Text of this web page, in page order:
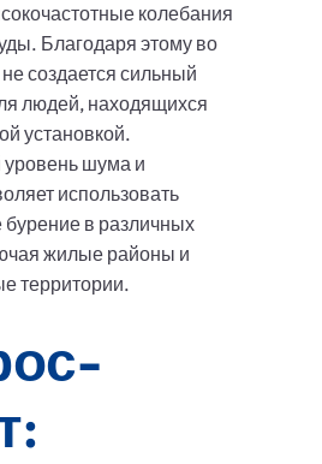
колебания
Благодаря этому во
создается сильный
людей, находящихся
установкой.
шума и
использовать
в различных
жилые районы и
территории.